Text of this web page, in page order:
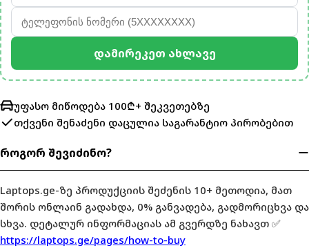
Დამირეკეთ Ახლავე
უფასო მიწოდება 100₾+ შეკვეთებზე
თქვენი შენაძენი დაცულია საგარანტიო პირობებით
როგორ შევიძინო?
Laptops.ge-ზე პროდუქციის შეძენის 10+ მეთოდია, მათ
შორის ონლაინ გადახდა, 0% განვადება, გადმორიცხვა და
სხვა. დეტალურ ინფორმაციას ამ გვერდზე ნახავთ ✅
https://laptops.ge/pages/how-to-buy